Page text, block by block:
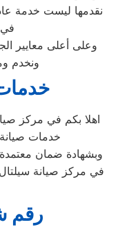
نقدمها ليست خدمة
في
وعلى أعلى معايير
ونخدم
اهلا بكم في مركز
خدمات صيانة
وبشهادة ضمان
في مركز صيانة سيلتال
رقم